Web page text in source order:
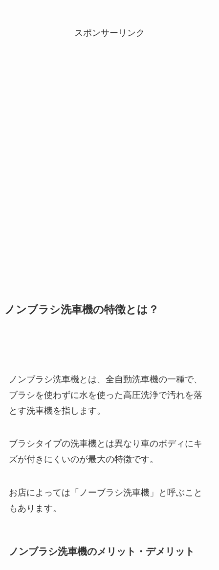
スポンサーリンク
ノンブラシ洗車機の特徴とは？
ノンブラシ洗車機とは、全自動洗車機の一種で、
ブラシを使わずに水を使った高圧洗浄で汚れを落
とす洗車機を指します。
ブラシタイプの洗車機とは異なり車のボディにキ
ズが付きにくいのが最大の特徴です。
お店によっては「ノーブラシ洗車機」と呼ぶこと
もあります。
ノンブラシ洗車機のメリット・デメリット